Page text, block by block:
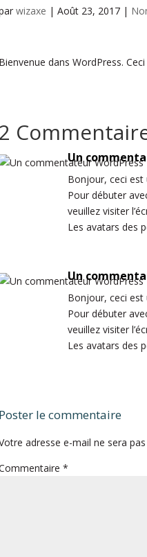
wizaxe |Août 23, 2017 |
Bienvenue dans WordPress.
2
Un
Bonjour, ceci
Pour débuter
veuillez visiter
Les avatars des
Un
Bonjour, ceci
Pour débuter
veuillez visiter
Les avatars des
Poster le commentaire
adresse e-mail ne sera
*